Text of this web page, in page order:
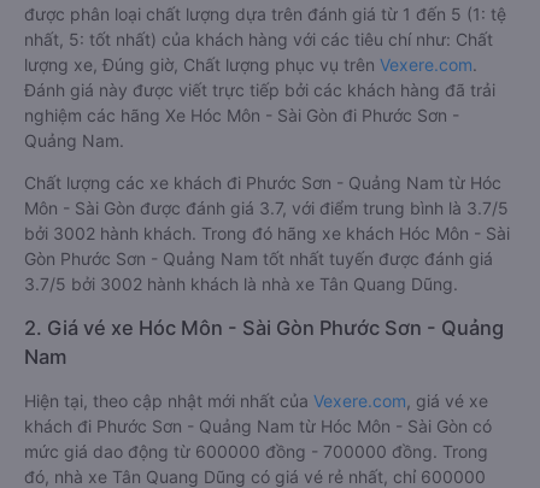
được phân loại chất lượng dựa trên đánh giá từ 1 đến 5 (1: tệ
nhất, 5: tốt nhất) của khách hàng với các tiêu chí như: Chất
lượng xe, Đúng giờ, Chất lượng phục vụ trên Vexere.com.
Đánh giá này được viết trực tiếp bởi các khách hàng đã trải
nghiệm các hãng Xe Hóc Môn - Sài Gòn đi Phước Sơn -
Quảng Nam.
Chất lượng các xe khách đi Phước Sơn - Quảng Nam từ Hóc
Môn - Sài Gòn được đánh giá 3.7, với điểm trung bình là 3.7/5
bởi 3002 hành khách. Trong đó hãng xe khách Hóc Môn - Sài
Gòn Phước Sơn - Quảng Nam tốt nhất tuyến được đánh giá
3.7/5 bởi 3002 hành khách là nhà xe Tân Quang Dũng.
2. Giá vé xe Hóc Môn - Sài Gòn Phước Sơn - Quảng
Nam
Hiện tại, theo cập nhật mới nhất của Vexere.com , giá vé xe
khách đi Phước Sơn - Quảng Nam từ Hóc Môn - Sài Gòn có
mức giá dao động từ 600000 đồng - 700000 đồng. Trong
đó, nhà xe Tân Quang Dũng có giá vé rẻ nhất, chỉ 600000